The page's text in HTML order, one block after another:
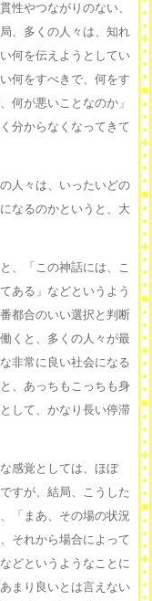
性やつながりのない、
、多くの人々は、知れ
何を伝えようとしてい
何をすべきで、何をす
何が悪いことなのか」
分からなくなってきて
人々は、いったいどの
なるのかというと、大
、「この神話には、こ
ある」などというよう
都合のいい選択と判断
くと、多くの人々が最
非常に良い社会になる
、あっちもこっちも身
して、かなり長い停滞
感覚としては、ほぼ
すが、結局、こうした
「まあ、その場の状況
それから場合によって
どというようなことに
まり良いとは言えない